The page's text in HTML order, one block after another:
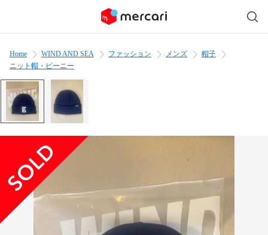
Home WIND AND SEA ファッション メンズ
帽子
ニット帽・ビーニー